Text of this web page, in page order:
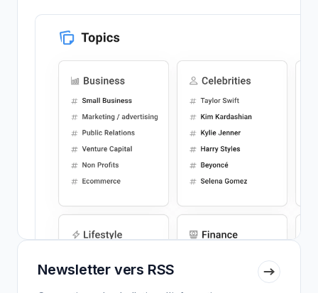
Newsletter vers RSS